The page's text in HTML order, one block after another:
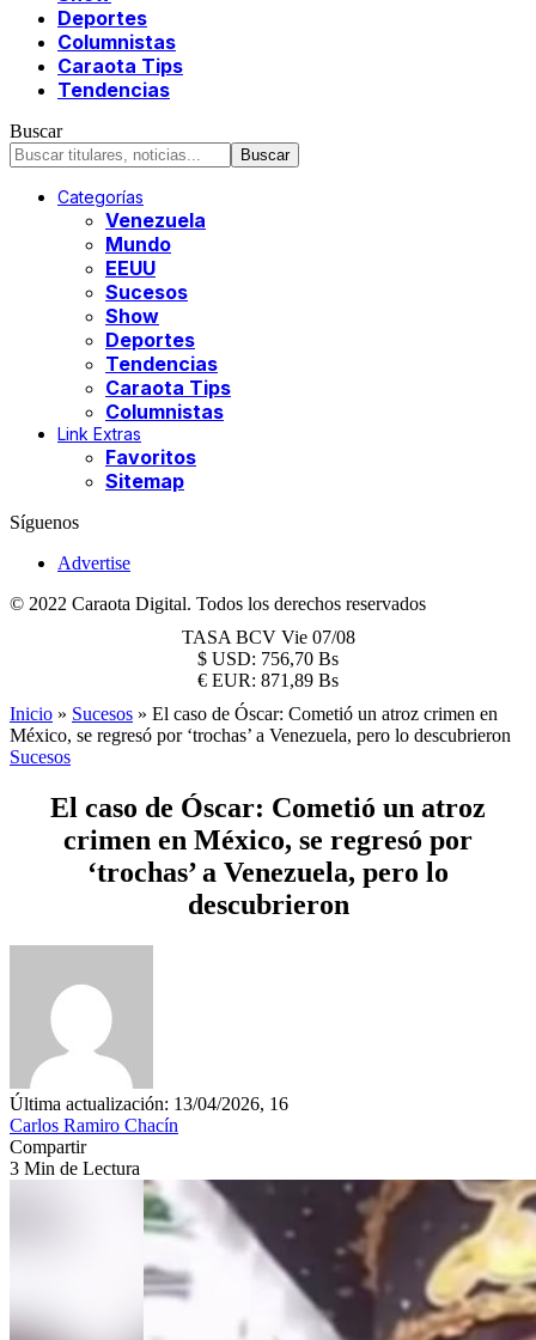
Deportes
Columnistas
Caraota Tips
Tendencias
Buscar
Categorías
Venezuela
Mundo
EEUU
Sucesos
Show
Deportes
Tendencias
Caraota Tips
Columnistas
Link Extras
Favoritos
Sitemap
Síguenos
Advertise
© 2022 Caraota Digital. Todos los derechos reservados
TASA BCV Vie 07/08
$ USD: 756,70 Bs
€ EUR: 871,89 Bs
Inicio » Sucesos » El caso de Óscar: Cometió un atroz crimen en
México, se regresó por ‘trochas’ a Venezuela, pero lo descubrieron
Sucesos
El caso de Óscar: Cometió un atroz
crimen en México, se regresó por
‘trochas’ a Venezuela, pero lo
descubrieron
Última actualización: 13/04/2026, 16
Carlos Ramiro Chacín
Compartir
3 Min de Lectura